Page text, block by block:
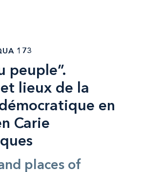
173
peuple”.
lieux de la
en
Carie
places of